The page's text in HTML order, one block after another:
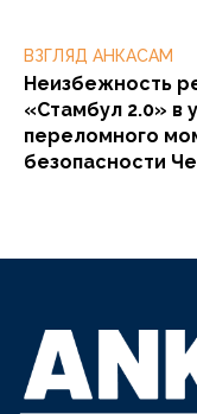
ВЗГЛЯД АНКАСАМ
Неизбежность
«Стамбул 2.0» в
переломного
безопасности